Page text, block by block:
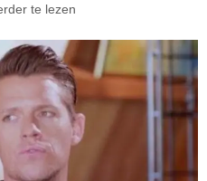
te lezen